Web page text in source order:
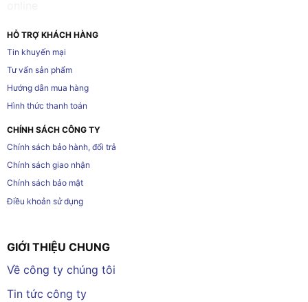
HỖ TRỢ KHÁCH HÀNG
Tin khuyến mại
Tư vấn sản phẩm
Hướng dẫn mua hàng
Hình thức thanh toán
CHÍNH SÁCH CÔNG TY
Chính sách bảo hành, đổi trả
Chính sách giao nhận
Chính sách bảo mật
Điều khoản sử dụng
GIỚI THIỆU CHUNG
Về công ty chúng tôi
Tin tức công ty